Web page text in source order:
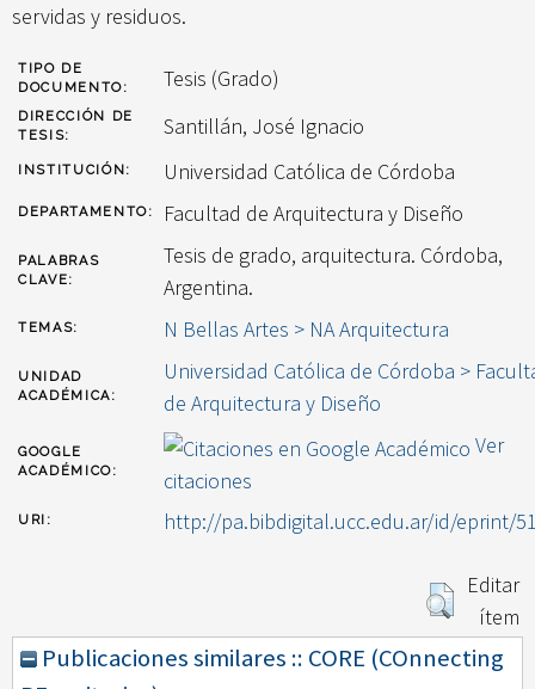
servidas y residuos.
TIPO DE
DOCUMENTO:
Tesis (Grado)
DIRECCIÓN DE
TESIS:
Santillán, José Ignacio
INSTITUCIÓN: Universidad Católica de Córdoba
DEPARTAMENTO: Facultad de Arquitectura y Diseño
PALABRAS
CLAVE:
Tesis de grado, arquitectura. Córdoba,
Argentina.
TEMAS: N Bellas Artes > NA Arquitectura
UNIDAD
ACADÉMICA:
Universidad Católica de Córdoba >
de Arquitectura y Diseño
GOOGLE
ACADÉMICO:
Ver
citaciones
URI: http://pa.bibdigital.ucc.edu.ar/id/eprint/
Editar
ítem
Publicaciones similares :: CORE (COnnecting